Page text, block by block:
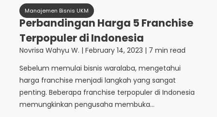
Manajemen Bisnis UKM
Perbandingan Harga 5 Franchise
Terpopuler di Indonesia
Novrisa Wahyu W. | February 14, 2023 | 7 min read
Sebelum memulai bisnis waralaba, mengetahui
harga franchise menjadi langkah yang sangat
penting. Beberapa franchise terpopuler di Indonesia
memungkinkan pengusaha membuka...